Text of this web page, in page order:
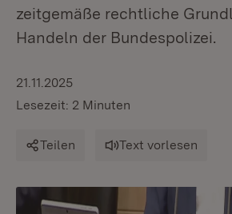
zeitgemäße rechtliche
Handeln der Bundespolizei.
21.11.2025
Lesezeit: 2 Minuten
Teilen Text vorlesen